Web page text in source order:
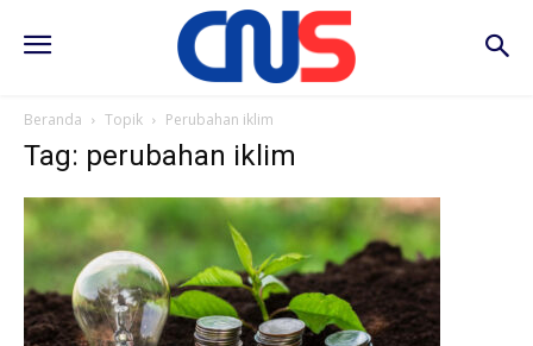
Beranda Topik Perubahan iklim
Tag: perubahan iklim